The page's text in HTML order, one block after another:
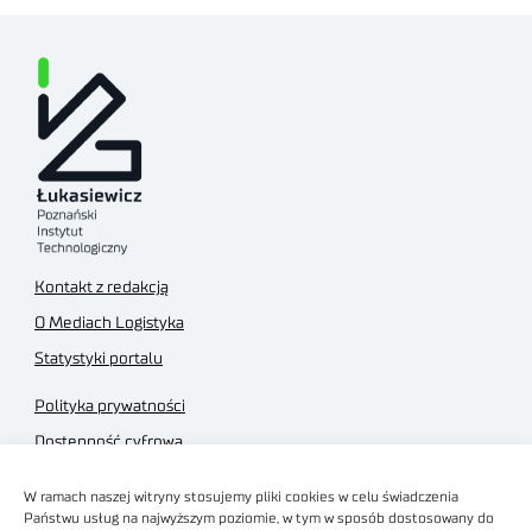
W ramach naszej witryny stosujemy pliki cookies w celu świadczenia
Państwu usług na najwyższym poziomie, w tym w sposób dostosowany do
Kontakt z redakcją
O Mediach Logistyka
Statystyki portalu
Polityka prywatności
Dostępność cyfrowa
Regulamin sklepu